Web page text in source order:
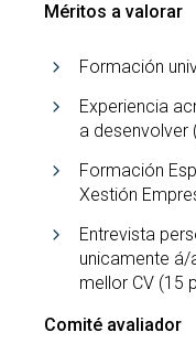
Méritos a valorar
Formación
Experiencia
a desenvolver
Formación
Xestión
Entrevista
unicamente
mellor CV (15
Comité avaliador